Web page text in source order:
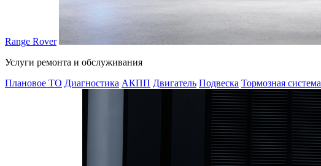
Range Rover
Услуги ремонта и обслуживания
Плановое ТО Диагностика АКПП Двигатель Подвеска Тормозная система